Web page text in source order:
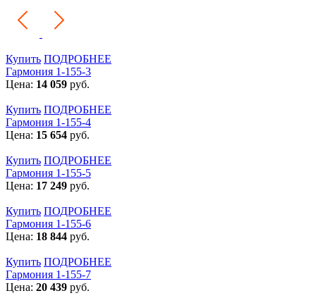
Купить ПОДРОБНЕЕ
Гармония 1-155-3
Цена: 14 059 руб.
Купить ПОДРОБНЕЕ
Гармония 1-155-4
Цена: 15 654 руб.
Купить ПОДРОБНЕЕ
Гармония 1-155-5
Цена: 17 249 руб.
Купить ПОДРОБНЕЕ
Гармония 1-155-6
Цена: 18 844 руб.
Купить ПОДРОБНЕЕ
Гармония 1-155-7
Цена: 20 439 руб.